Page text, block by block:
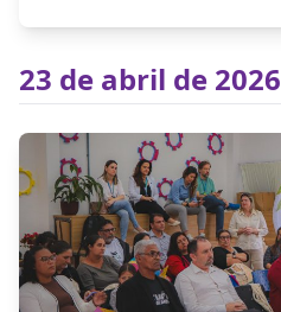
23 de abril de 2026